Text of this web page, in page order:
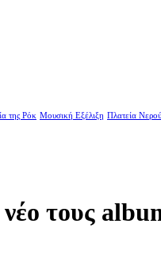
της Ρόκ Μουσική Εξέλιξη Πλατεία Νερού
νέο τους